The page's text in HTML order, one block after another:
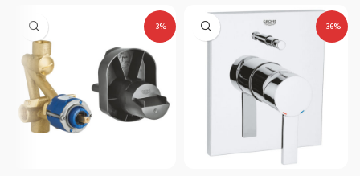
-36%
-3%